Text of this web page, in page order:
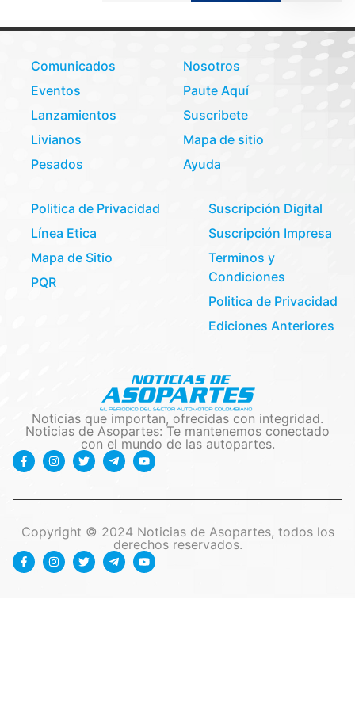
Comunicados
Eventos
Lanzamientos
Livianos
Pesados
Nosotros
Paute Aquí
Suscribete
Mapa de sitio
Ayuda
Politica de Privacidad
Línea Etica
Mapa de Sitio
PQR
Suscripción Digital
Suscripción Impresa
Terminos y
Condiciones
Politica de Privacidad
Ediciones Anteriores
Noticias que importan, ofrecidas con integridad.
Noticias de Asopartes: Te mantenemos conectado
con el mundo de las autopartes.
Copyright © 2024 Noticias de Asopartes, todos los
derechos reservados.